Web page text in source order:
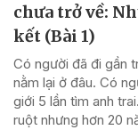
chưa trở về:
kết (Bài 1)
Có người đã đi gần
nằm lại ở đâu. Có
giới 5 lần tìm anh
ruột nhưng hơn 20